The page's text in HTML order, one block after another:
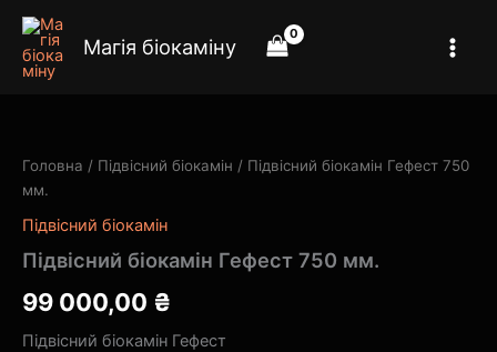
Перейти
вмісту
Магія біокаміну
Головна / Підвісний біокамін / Підвісний біокамін Гефест 750
мм.
Підвісний біокамін
Підвісний біокамін Гефест 750 мм.
99 000,00 ₴
Підвісний біокамін Гефест
750
мм.
кількість